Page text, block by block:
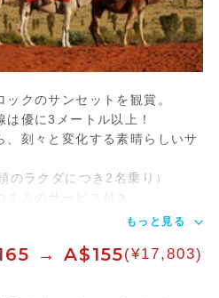
クのサンセットを観賞。
優に3メートル以上！
、刻々と変化する素晴らしいサ
のラクダにつき2名乗り）
まみのサービス付き。
もっと見る
→ A$155(¥17,803)